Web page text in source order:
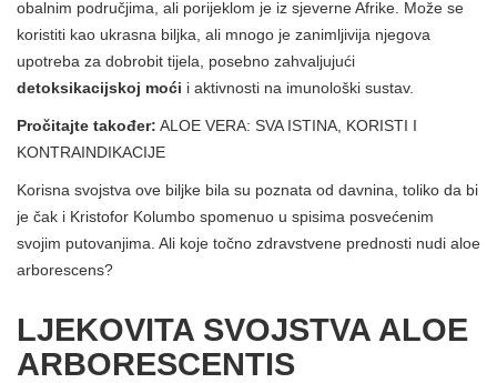
obalnim područjima, ali porijeklom je iz sjeverne Afrike. Može se
koristiti kao ukrasna biljka, ali mnogo je zanimljivija njegova
upotreba za dobrobit tijela, posebno zahvaljujući
detoksikacijskoj moći i aktivnosti na imunološki sustav.
Pročitajte također: ALOE VERA: SVA ISTINA, KORISTI I
KONTRAINDIKACIJE
Korisna svojstva ove biljke bila su poznata od davnina, toliko da bi
je čak i Kristofor Kolumbo spomenuo u spisima posvećenim
svojim putovanjima. Ali koje točno zdravstvene prednosti nudi aloe
arborescens?
LJEKOVITA SVOJSTVA ALOE
ARBORESCENTIS